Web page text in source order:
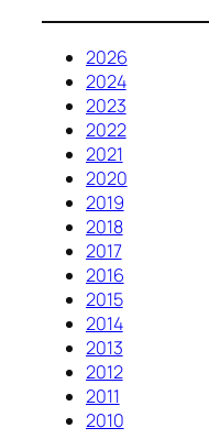
2026
2024
2023
2022
2021
2020
2019
2018
2017
2016
2015
2014
2013
2012
2011
2010